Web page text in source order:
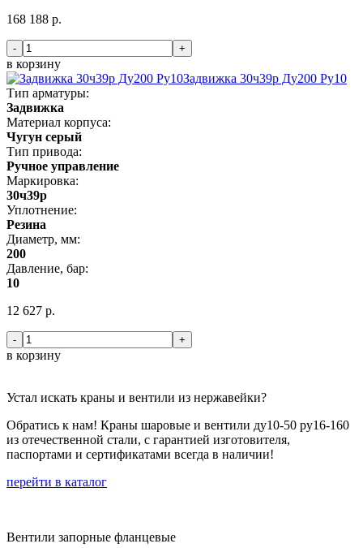
168 188 р.
- +
в корзину
Задвижка 30ч39р Ду200 Ру10
Тип арматуры:
Задвижка
Материал корпуса:
Чугун серый
Тип привода:
Ручное управление
Маркировка:
30ч39р
Уплотнение:
Резина
Диаметр, мм:
200
Давление, бар:
10
12 627 р.
- +
в корзину
Устал искать краны и вентили из нержавейки?
Обратись к нам! Краны шаровые и вентили ду10-50 ру16-160
из отечественной стали, с гарантией изготовителя,
паспортами и сертификатами всегда в наличии!
перейти в каталог
Вентили запорные фланцевые